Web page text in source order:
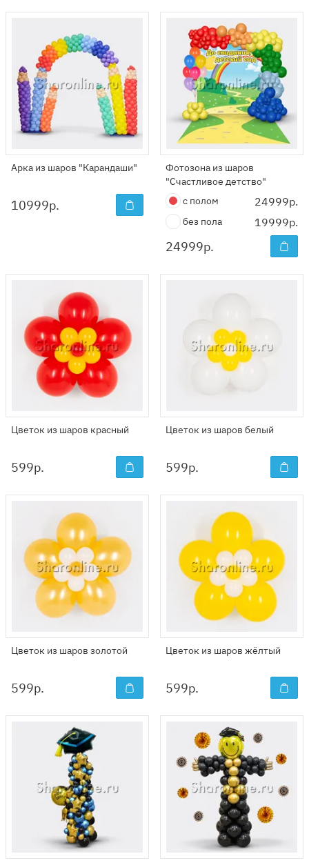
Арка из шаров "Карандаши"
10999р.
Фотозона из шаров
"Счастливое детство"
с полом
24999р.
без пола 19999р.
24999р.
Цветок из шаров красный
599р.
Цветок из шаров белый
599р.
Цветок из шаров золотой
599р.
Цветок из шаров жёлтый
599р.